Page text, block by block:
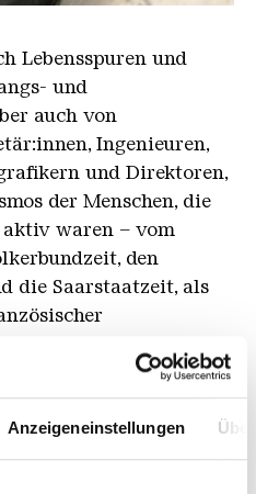
Anzeigeneinstellungen
Lebensspuren und
und
auch von
Ingenieuren,
und Direktoren,
der Menschen, die
waren – vom
den
die Saarstaatzeit, als
im zehnten
der 1970er-Jahre und
1986.